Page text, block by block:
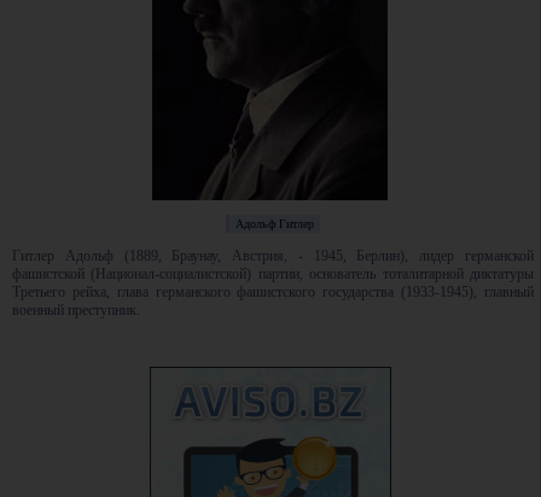
Адольф Гитлер
Гитлер Адольф (1889, Браунау, Австрия, - 1945, Берлин), лидер германской
фашистской (Национал-социалистской) партии, основатель тоталитарной диктатуры
Третьего рейха, глава германского фашистского государства (1933-1945), главный
военный преступник.